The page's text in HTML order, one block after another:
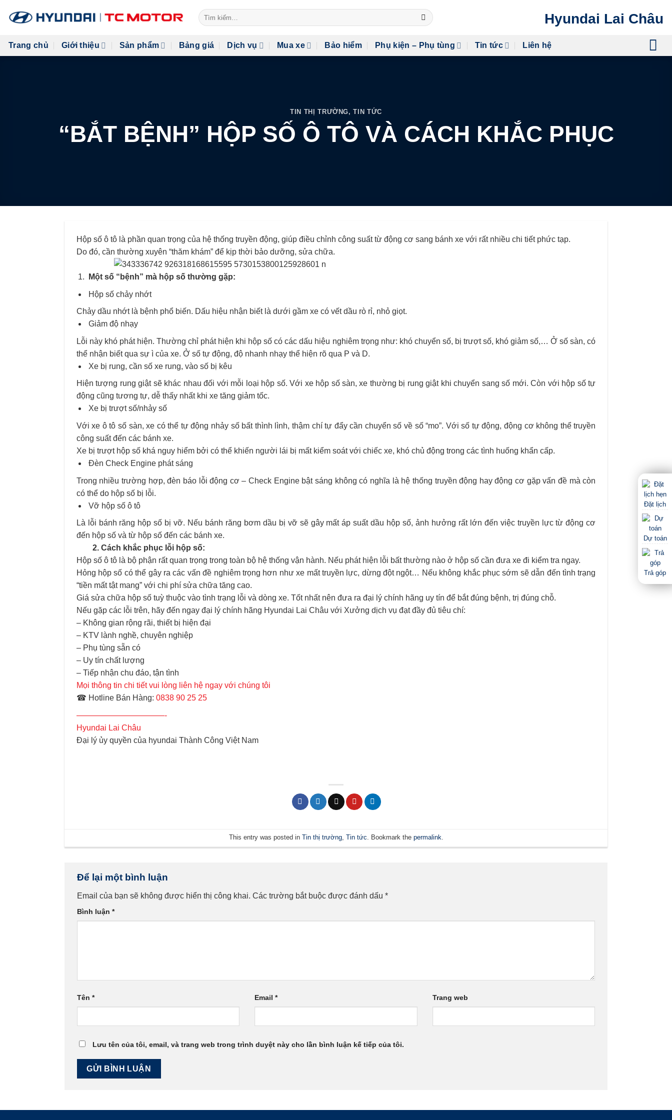
Tìm
kiếm:
Hyundai Lai Châu
Trang chủ Giới thiệu Sản phẩm Bảng giá Dịch vụ Mua xe Bảo hiểm Phụ kiện – Phụ tùng Tin tức Liên hệ
TIN THỊ TRƯỜNG,TIN TỨC
“BẮT BỆNH” HỘP SỐ Ô TÔ VÀ CÁCH KHẮC PHỤC
Hộp số ô tô là phần quan trọng của hệ thống truyền động, giúp điều chỉnh công suất từ động cơ sang bánh xe với rất nhiều chi tiết phức tạp.
Do đó, cần thường xuyên “thăm khám” để kịp thời bảo dưỡng, sửa chữa.
Một số “bệnh” mà hộp số thường gặp:
Hộp số chảy nhớt
Chảy dầu nhớt là bệnh phổ biến. Dấu hiệu nhận biết là dưới gầm xe có vết dầu rò rỉ, nhỏ giọt.
Giảm độ nhạy
Lỗi này khó phát hiện. Thường chỉ phát hiện khi hộp số có các dấu hiệu nghiêm trọng như: khó chuyển số, bị trượt số, khó giảm số,… Ở số sàn, có
thể nhận biết qua sự ì của xe. Ở số tự động, độ nhanh nhạy thể hiện rõ qua P và D.
Xe bị rung, cần số xe rung, vào số bị kêu
Hiện tượng rung giật sẽ khác nhau đối với mỗi loại hộp số. Với xe hộp số sàn, xe thường bị rung giật khi chuyển sang số mới. Còn với hộp số tự
động cũng tương tự, dễ thấy nhất khi xe tăng giảm tốc.
Xe bị trượt số/nhảy số
Với xe ô tô số sàn, xe có thể tự động nhảy số bất thình lình, thậm chí tự đẩy cần chuyển số về số “mo”. Với số tự động, động cơ không thể truyền
công suất đến các bánh xe.
Xe bị trượt hộp số khá nguy hiểm bởi có thể khiến người lái bị mất kiểm soát với chiếc xe, khó chủ động trong các tình huống khẩn cấp.
Đèn Check Engine phát sáng
Trong nhiều trường hợp, đèn báo lỗi động cơ – Check Engine bật sáng không có nghĩa là hệ thống truyền động hay động cơ gặp vấn đề mà còn
có thể do hộp số bị lỗi.
Vỡ hộp số ô tô
Là lỗi bánh răng hộp số bị vỡ. Nếu bánh răng bơm dầu bị vỡ sẽ gây mất áp suất dầu hộp số, ảnh hưởng rất lớn đến việc truyền lực từ động cơ
đến hộp số và từ hộp số đến các bánh xe.
2. Cách khắc phục lỗi hộp số:
Hộp số ô tô là bộ phận rất quan trọng trong toàn bộ hệ thống vận hành. Nếu phát hiện lỗi bất thường nào ở hộp số cần đưa xe đi kiểm tra ngay.
Hỏng hộp số có thể gây ra các vấn đề nghiêm trọng hơn như xe mất truyền lực, dừng đột ngột… Nếu không khắc phục sớm sẽ dẫn đến tình trạng
“tiền mất tật mang” với chi phí sửa chữa tăng cao.
Giá sửa chữa hộp số tuỳ thuộc vào tình trạng lỗi và dòng xe. Tốt nhất nên đưa ra đại lý chính hãng uy tín để bắt đúng bệnh, trị đúng chỗ.
Nếu gặp các lỗi trên, hãy đến ngay đại lý chính hãng Hyundai Lai Châu với Xưởng dịch vụ đạt đầy đủ tiêu chí:
– Không gian rộng rãi, thiết bị hiện đại
– KTV lành nghề, chuyên nghiệp
– Phụ tùng sẵn có
– Uy tín chất lượng
– Tiếp nhận chu đáo, tận tình
Mọi thông tin chi tiết vui lòng liên hệ ngay với chúng tôi
☎ Hotline Bán Hàng: 0838 90 25 25
———————————-
Hyundai Lai Châu
Đại lý ủy quyền của hyundai Thành Công Việt Nam
This entry was posted in Tin thị trường, Tin tức . Bookmark the permalink
Để lại một bình luận
Email của bạn sẽ không được hiển thị công khai. Các trường bắt buộc được đánh dấu *
Bình luận *
Tên * Email* Trang web
Lưu tên của tôi, email, và trang web trong trình duyệt này cho lần bình luận kế tiếp của tôi.
Đặt lịch
Dự toán
Trả góp